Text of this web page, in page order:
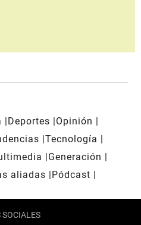
Deportes
Opinión
Tecnología
Generación
aliadas
Pódcast
SOCIALES